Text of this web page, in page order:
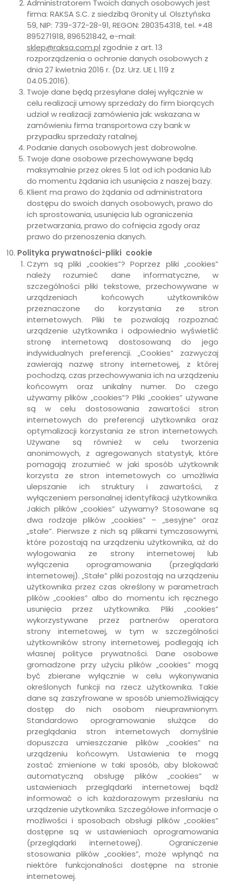
Administratorem Twoich danych osobowych jest
firma: RAKSA S.C. z siedzibą Gronity ul. Olsztyńska
59, NIP: 739-372-28-91, REGON: 280354318, tel. +48
895271918, 896521842, e-mail:
sklep@raksa.com.pl zgodnie z art. 13
rozporządzenia o ochronie danych osobowych z
dnia 27 kwietnia 2016 r. (Dz. Urz. UE L 119 z
04.05.2016).
Twoje dane będą przesyłane dalej wyłącznie w
celu realizacji umowy sprzedaży do firm biorących
udział w realizacji zamówienia jak: wskazana w
zamówieniu firma transportowa czy bank w
przypadku sprzedaży ratalnej.
Podanie danych osobowych jest dobrowolne.
Twoje dane osobowe przechowywane będą
maksymalnie przez okres 5 lat od ich podania lub
do momentu żądania ich usunięcia z naszej bazy.
Klient ma prawo do żądania od administratora
dostępu do swoich danych osobowych, prawo do
ich sprostowania, usunięcia lub ograniczenia
przetwarzania, prawo do cofnięcia zgody oraz
prawo do przenoszenia danych.
Polityka prywatności-pliki cookie
Czym są pliki „cookies”? Poprzez pliki „cookies”
należy rozumieć dane informatyczne, w
szczególności pliki tekstowe, przechowywane w
urządzeniach końcowych użytkowników
przeznaczone do korzystania ze stron
internetowych. Pliki te pozwalają rozpoznać
urządzenie użytkownika i odpowiednio wyświetlić
stronę internetową dostosowaną do jego
indywidualnych preferencji. „Cookies” zazwyczaj
zawierają nazwę strony internetowej, z której
pochodzą, czas przechowywania ich na urządzeniu
końcowym oraz unikalny numer. Do czego
używamy plików „cookies”? Pliki „cookies” używane
są w celu dostosowania zawartości stron
internetowych do preferencji użytkownika oraz
optymalizacji korzystania ze stron internetowych.
Używane są również w celu tworzenia
anonimowych, z agregowanych statystyk, które
pomagają zrozumieć w jaki sposób użytkownik
korzysta ze stron internetowych co umożliwia
ulepszanie ich struktury i zawartości, z
wyłączeniem personalnej identyfikacji użytkownika.
Jakich plików „cookies” używamy? Stosowane są
dwa rodzaje plików „cookies” – „sesyjne” oraz
„stałe”. Pierwsze z nich są plikami tymczasowymi,
które pozostają na urządzeniu użytkownika, aż do
wylogowania ze strony internetowej lub
wyłączenia oprogramowania (przeglądarki
internetowej). „Stałe” pliki pozostają na urządzeniu
użytkownika przez czas określony w parametrach
plików „cookies” albo do momentu ich ręcznego
usunięcia przez użytkownika. Pliki „cookies”
wykorzystywane przez partnerów operatora
strony internetowej, w tym w szczególności
użytkowników strony internetowej, podlegają ich
własnej polityce prywatności. Dane osobowe
gromadzone przy użyciu plików „cookies” mogą
być zbierane wyłącznie w celu wykonywania
określonych funkcji na rzecz użytkownika. Takie
dane są zaszyfrowane w sposób uniemożliwiający
dostęp do nich osobom nieuprawnionym.
Standardowo oprogramowanie służące do
przeglądania stron internetowych domyślnie
dopuszcza umieszczanie plików „cookies” na
urządzeniu końcowym. Ustawienia te mogą
zostać zmienione w taki sposób, aby blokować
automatyczną obsługę plików „cookies” w
ustawieniach przeglądarki internetowej bądź
informować o ich każdorazowym przesłaniu na
urządzenie użytkownika. Szczegółowe informacje o
możliwości i sposobach obsługi plików „cookies”
dostępne są w ustawieniach oprogramowania
(przeglądarki internetowej). Ograniczenie
stosowania plików „cookies”, może wpłynąć na
niektóre funkcjonalności dostępne na stronie
internetowej.